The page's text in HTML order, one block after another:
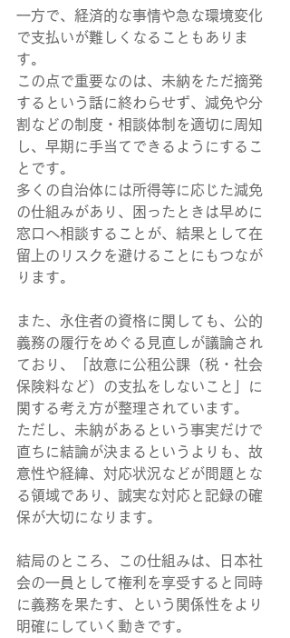
一方で、経済的な事情や急な環境変化
で支払いが難しくなることもありま
す。
この点で重要なのは、未納をただ摘発
するという話に終わらせず、減免や分
割などの制度・相談体制を適切に周知
し、早期に手当てできるようにするこ
とです。
多くの自治体には所得等に応じた減免
の仕組みがあり、困ったときは早めに
窓口へ相談することが、結果として在
留上のリスクを避けることにもつなが
ります。
また、永住者の資格に関しても、公的
義務の履行をめぐる見直しが議論され
ており、「故意に公租公課（税・社会
保険料など）の支払をしないこと」に
関する考え方が整理されています。
ただし、未納があるという事実だけで
直ちに結論が決まるというよりも、故
意性や経緯、対応状況などが問題とな
る領域であり、誠実な対応と記録の確
保が大切になります。
結局のところ、この仕組みは、日本社
会の一員として権利を享受すると同時
に義務を果たす、という関係性をより
明確にしていく動きです。